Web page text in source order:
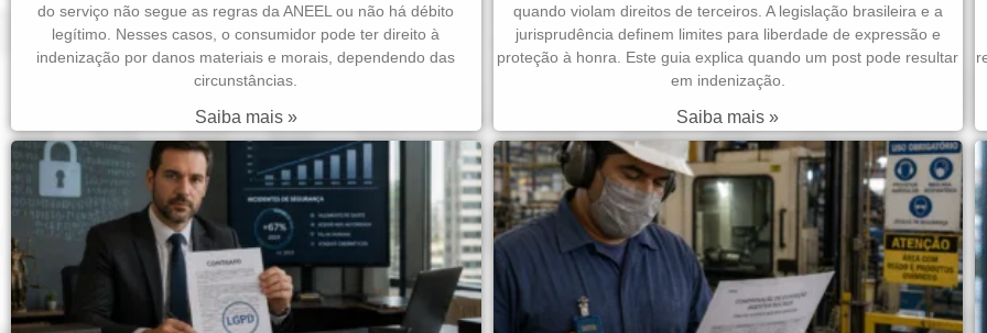
do serviço não segue as regras da ANEEL ou não há débito
legítimo. Nesses casos, o consumidor pode ter direito à
indenização por danos materiais e morais, dependendo das
circunstâncias.
Saiba mais »
quando violam direitos de terceiros. A legislação brasileira e a
jurisprudência definem limites para liberdade de expressão e
proteção à honra. Este guia explica quando um post pode resultar
em indenização.
Saiba mais »